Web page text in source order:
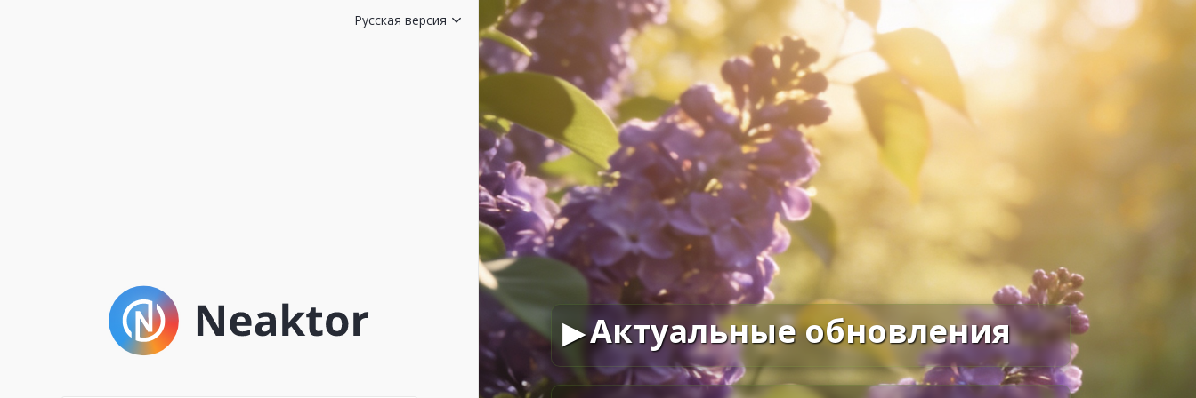
Русская версия
Актуальные обновления
Настройка округления в поле типа «Число»,
отключение округления копеек для поля типа